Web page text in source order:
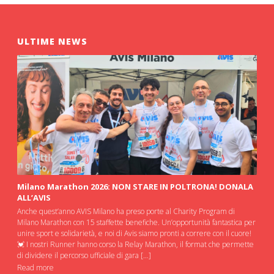
ULTIME NEWS
Milano Marathon 2026: NON STARE IN POLTRONA! DONALA
ALL’AVIS
Anche quest’anno AVIS Milano ha preso porte al Charity Program di
Milano Marathon con 15 staffette benefiche. Un’opportunità fantastica per
unire sport e solidarietà, e noi di Avis siamo pronti a correre con il cuore!
💓 I nostri Runner hanno corso la Relay Marathon, il format che permette
di dividere il percorso ufficiale di gara […]
Read more